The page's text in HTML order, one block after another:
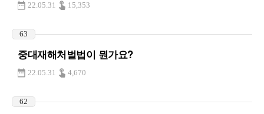
22.05.31 15,353
63
중대재해처벌법이 뭔가요?
22.05.31 4,670
62